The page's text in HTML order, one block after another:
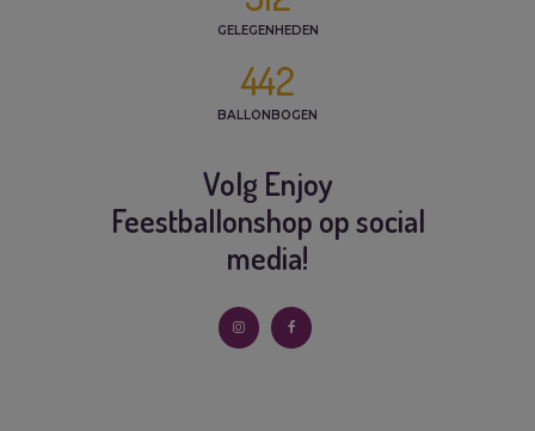
GELEGENHEDEN
442
BALLONBOGEN
Volg Enjoy
Feestballonshop op social
media!